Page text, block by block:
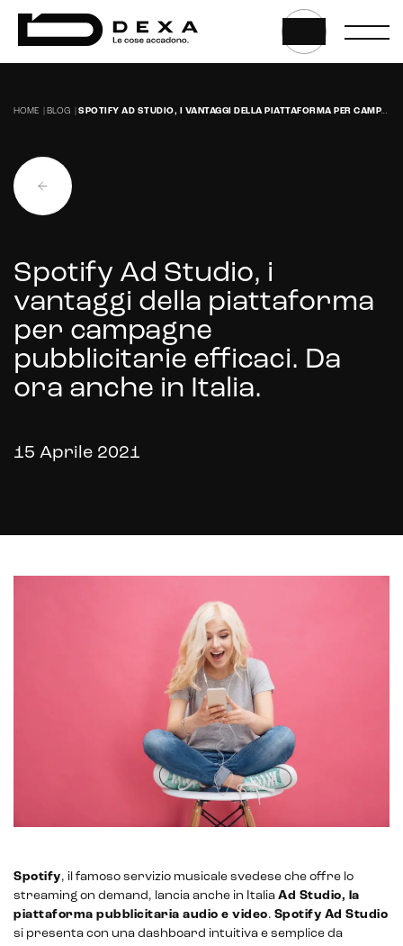
E-commerce solutions
Payment gateway integration
Customer service management
HOME BLOG SPOTIFY AD STUDIO, I VANTAGGI DELLA PIATTAFORMA PER CAMPAGNE PUBBLICITARIE EFFICACI. DA ORA ANCHE IN ITALIA.
Spotify Ad Studio, i
vantaggi della piattaforma
per campagne
pubblicitarie efficaci. Da
ora anche in Italia.
15 Aprile 2021
Spotify, il famoso servizio musicale svedese che offre lo
streaming on demand, lancia anche in Italia Ad Studio, la
piattaforma pubblicitaria audio e video. Spotify Ad Studio
si presenta con una dashboard intuitiva e semplice da